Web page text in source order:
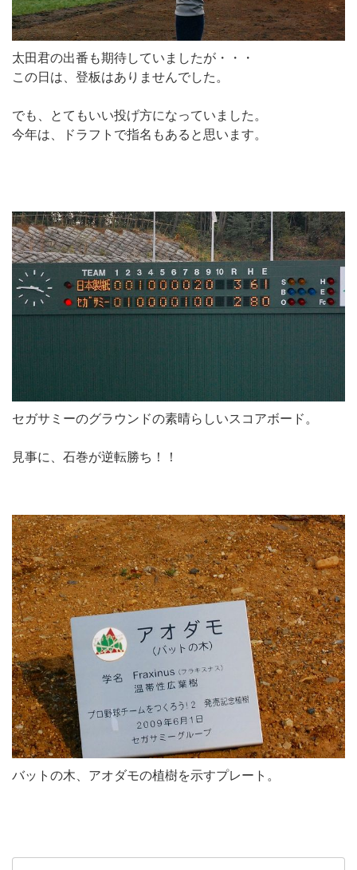
太田君の出番も期待していましたが・・・
この日は、登板はありませんでした。
でも、とてもいい投げ方になっていました。
今年は、ドラフトで指名もあると思います。
セガサミーのグラウンドの素晴らしいスコアボード。
見事に、石巻が逆転勝ち！！
バットの木、アオダモの植樹を示すプレート。